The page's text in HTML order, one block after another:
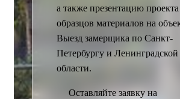
а также презентацию
образцов материалов на
Выезд замерщика по Санкт-
Петербургу и Ленинградской
области.
Оставляйте заявку на